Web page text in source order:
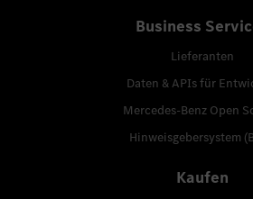
Business
Lieferanten
Daten & APIs für
Mercedes-Benz Open
Hinweisgebersystem
Kaufen